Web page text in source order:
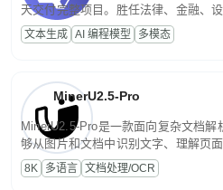
天交付完整项目。胜任法律、金融、
话端到端交付生产级成果。原生视觉
程，支持超长文档与长视频的深度语
文本生成 AI 编程模型 多模态
MinerU2.5-Pro
MinerU2.5-Pro是一款面向复杂文档
够从图片和文档中识别文字、理解页
为便于存储、检索和二次处理的结构化
8K 多语言 文档处理/OCR